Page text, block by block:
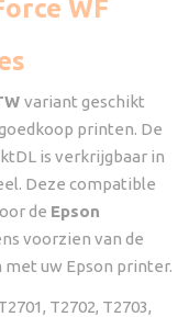
WF
variant geschikt
printen. De
is verkrijgbaar in
Deze compatible
de Epson
voorzien van de
uw Epson printer.
T2702, T2703,